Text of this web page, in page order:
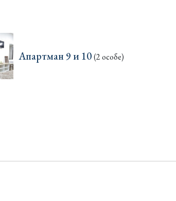
Апартман 9 и 10(2 особе)